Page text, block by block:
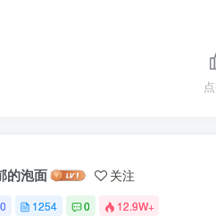
的泡面 关注
0 1254 0 12.9W+